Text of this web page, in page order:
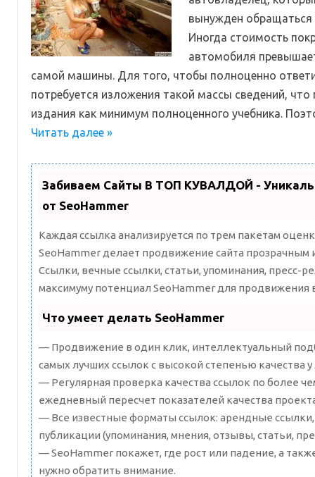
вынужден обращаться
Иногда стоимость
автомобиля
самой машины. Для того, чтобы полноценно
потребуется изложения такой массы сведений,
издания как минимум полноценного учебника.
Читать далее »
Забиваем Сайты В ТОП КУВАЛДОЙ -
от SeoHammer
Каждая ссылка анализируется по трем пакетам
SeoHammer делает продвижение сайта прозрачным
Ссылки, вечные ссылки, статьи, упоминания, пресс-
максимуму потенциал SeoHammer для продвижения
Что умеет делать SeoHammer
— Продвижение в один клик, интеллектуальный
самых лучших ссылок с высокой степенью качества
— Регулярная проверка качества ссылок по более
ежедневный пересчет показателей качества
— Все известные форматы ссылок: арендные
публикации (упоминания, мнения, отзывы, статьи,
— SeoHammer покажет, где рост или падение, а
нужно обратить внимание.